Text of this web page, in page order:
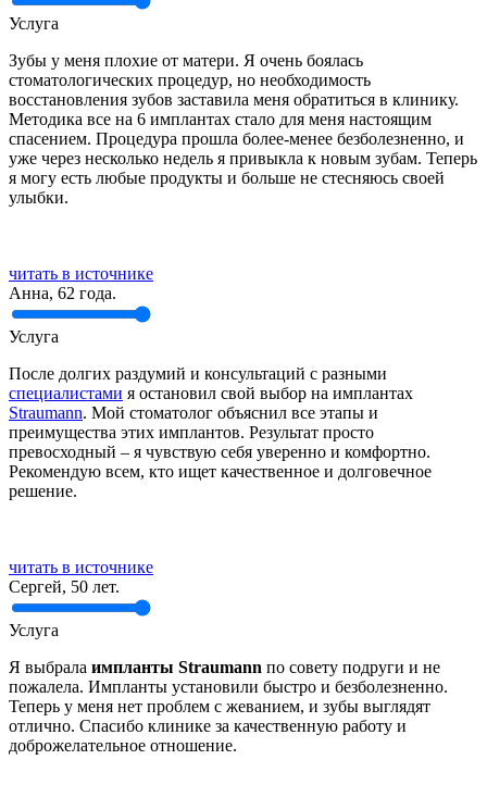
Услуга
Зубы у меня плохие от матери. Я очень боялась
стоматологических процедур, но необходимость
восстановления зубов заставила меня обратиться в клинику.
Методика все на 6 имплантах стало для меня настоящим
спасением. Процедура прошла более-менее безболезненно, и
уже через несколько недель я привыкла к новым зубам. Теперь
я могу есть любые продукты и больше не стесняюсь своей
улыбки.
читать в источнике
Анна, 62 года.
Услуга
После долгих раздумий и консультаций с разными
специалистами я остановил свой выбор на имплантах
Straumann. Мой стоматолог объяснил все этапы и
преимущества этих имплантов. Результат просто
превосходный – я чувствую себя уверенно и комфортно.
Рекомендую всем, кто ищет качественное и долговечное
решение.
читать в источнике
Сергей, 50 лет.
Услуга
Я выбрала импланты Straumann по совету подруги и не
пожалела. Импланты установили быстро и безболезненно.
Теперь у меня нет проблем с жеванием, и зубы выглядят
отлично. Спасибо клинике за качественную работу и
доброжелательное отношение.